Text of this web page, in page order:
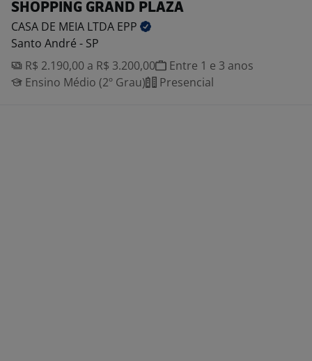
SHOPPING GRAND PLAZA
CASA DE MEIA LTDA EPP
Santo André - SP
R$ 2.190,00 a R$ 3.200,00
Entre 1 e 3 anos
Ensino Médio (2º Grau)
Presencial